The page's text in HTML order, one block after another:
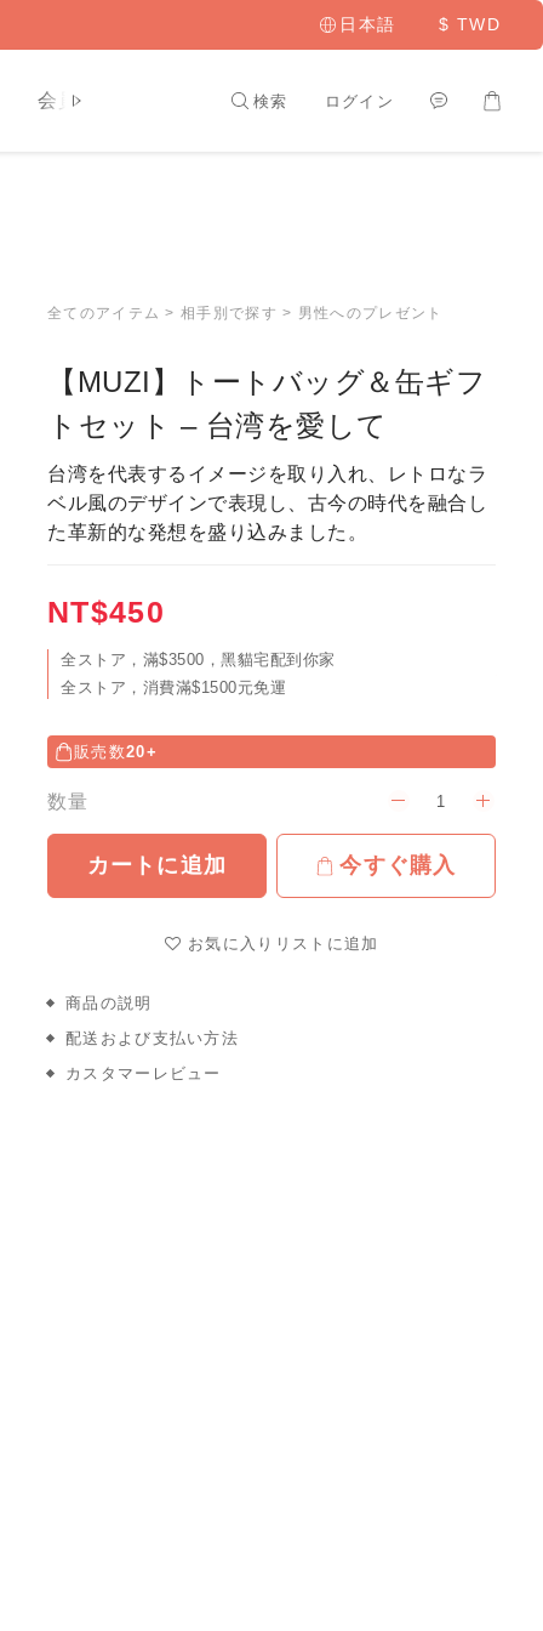
日本語 $ TWD
会員専用 検索 ログイン
全てのアイテム >相手別で探す > 男性へのプレゼント
【MUZI】トートバッグ＆缶ギフ
トセット – 台湾を愛して
台湾を代表するイメージを取り入れ、レトロなラ
ベル風のデザインで表現し、古今の時代を融合し
た革新的な発想を盛り込みました。
NT$450
全ストア，滿$3500，黑貓宅配到你家
全ストア，消費滿$1500元免運
販売数20+
数量
カートに追加 今すぐ購入
お気に入りリストに追加
商品の説明
配送および支払い方法
カスタマーレビュー